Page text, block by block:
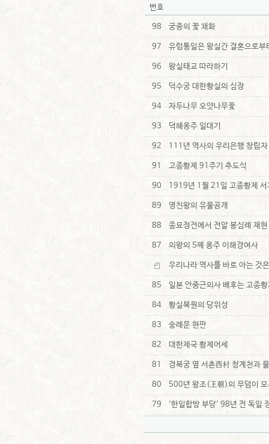
번호
98 궁중의 꽃 채화
97 유럽통일은 왕실간 결혼으로부
96 왕실태교 따라하기
95 덕수궁 대한황실의 심장
94 자두나무 오얏나무꽃
93 덕혜옹주 일대기
92 111년 역사의 우리은행 창립
91 고종황제 91주기 추도식
90 1919년 1월 21일 고종황제
89 영친왕의 유물공개
88 종묘정전에서 전알 봉심례 재현
87 의왕의 5째 옹주 이해경여사
우리나라 역사를 바로 아는 것
85 일본 안중근의사 배후는 고종
84 황실복원의 당위성
83 숭례문 현판
82 대한제국 황제어세
81 경복궁 옆 서촌西村 청계천과
80 500년 왕조(王朝)의 무덤이
79 '한일합방 부당' 98년 전 독일